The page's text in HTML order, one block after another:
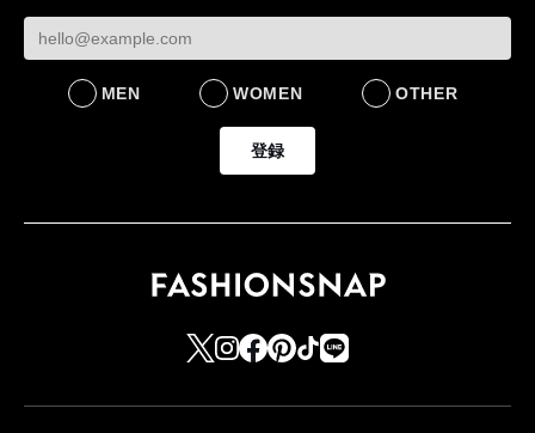
MEN WOMEN OTHER
登録